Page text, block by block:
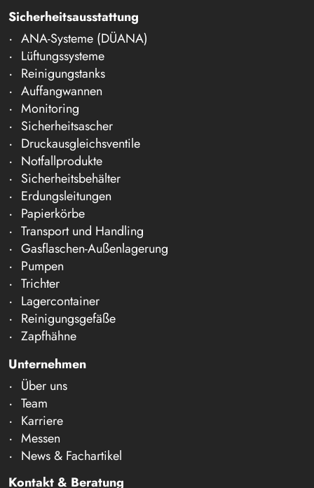
Sicherheitsausstattung
ANA-Systeme (DÜANA)
Lüftungssysteme
Reinigungstanks
Auffangwannen
Monitoring
Sicherheitsascher
Druckausgleichsventile
Notfallprodukte
Sicherheitsbehälter
Erdungsleitungen
Papierkörbe
Transport und Handling
Gasflaschen-Außenlagerung
Pumpen
Trichter
Lagercontainer
Reinigungsgefäße
Zapfhähne
Unternehmen
Über uns
Team
Karriere
Messen
News & Fachartikel
Kontakt & Beratung